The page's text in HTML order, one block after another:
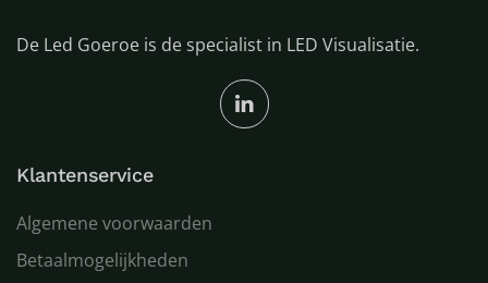
De Led Goeroe is de specialist in LED Visualisatie.
Klantenservice
Algemene voorwaarden
Betaalmogelijkheden